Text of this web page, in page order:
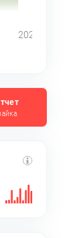
2024